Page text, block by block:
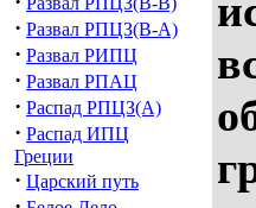
· Развал РПЦЗ(В-А)
· Развал РИПЦ
· Развал РПАЦ
· Распад РПЦЗ(А)
· Распад ИПЦ
Греции
· Царский путь